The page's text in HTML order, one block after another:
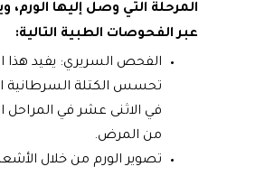
المرحلة التي وصل إليها الورم،
عبر الفحوصات الطبية التالية:
الفحص السريري: يفيد
تحسس الكتلة السرطانية
في الاثنى عشر في المراحل
من المرض.
تصوير الورم من خلال